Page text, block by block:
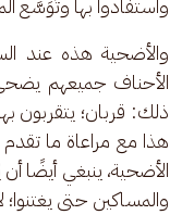
والأضحية هذه عند
الأحناف جميعهم
ذلك: قربان؛ يتقربون
هذا مع مراعاة ما تقدم
الأضحية، ينبغي أيضًا
والمساكين حتى